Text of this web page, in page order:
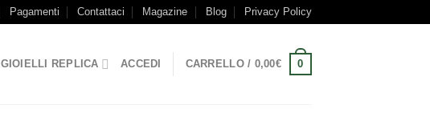
Pagamenti Contattaci Magazine Blog Privacy Policy
GIOIELLI REPLICA ACCEDI CARRELLO / 0,00€ 0